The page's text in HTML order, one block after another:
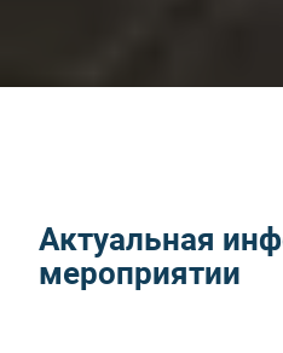
Актуальная
мероприятии